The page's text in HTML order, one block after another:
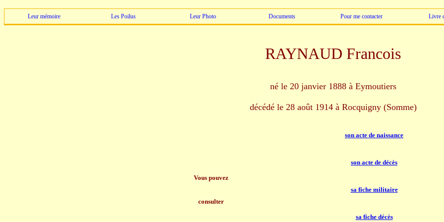
Leur mémoire Les Poilus Leur Photo Documents Pour me contacter Livre
RAYNAUD Francois
né le 20 janvier 1888 à Eymoutiers
décédé le 28 août 1914 à Rocquigny (Somme)
Vous pouvez
consulter
son acte de naissance
son acte de décès
sa fiche militaire
sa fiche décès